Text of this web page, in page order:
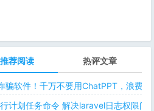
推荐阅读 热评文章
骗软件！千万不要用ChatPPT，浪费时
计划任务命令 解决laravel日志权限问